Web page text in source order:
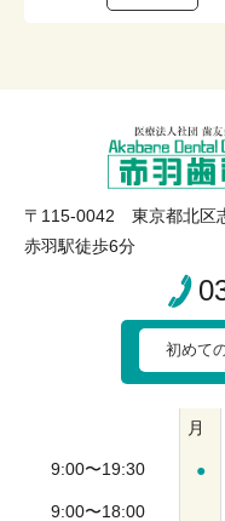
〒115-0042 東京都北区
赤羽駅徒歩6分
初めて
月
9:00〜19:30 ●
9:00〜18:00